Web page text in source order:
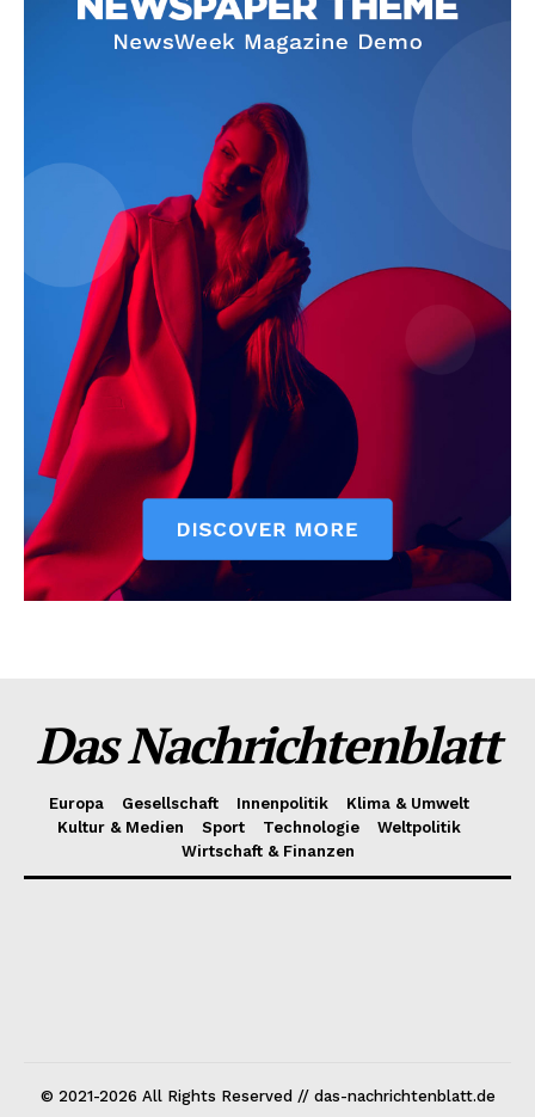
Das Nachrichtenblatt
Europa Gesellschaft Innenpolitik
Klima & Umwelt
Kultur & Medien
Sport Technologie
Weltpolitik
Wirtschaft & Finanzen
© 2021-2026 All Rights Reserved // das-nachrichtenblatt.de